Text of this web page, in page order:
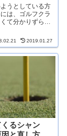
うとしている方
は、ゴルフクラ
て分かりずらい
さの一つは自分の
選べることだと
フクラブの種類や
とは、ゴルフを
2019.01.27
るシャン